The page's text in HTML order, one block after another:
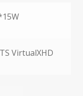
VirtualXHD